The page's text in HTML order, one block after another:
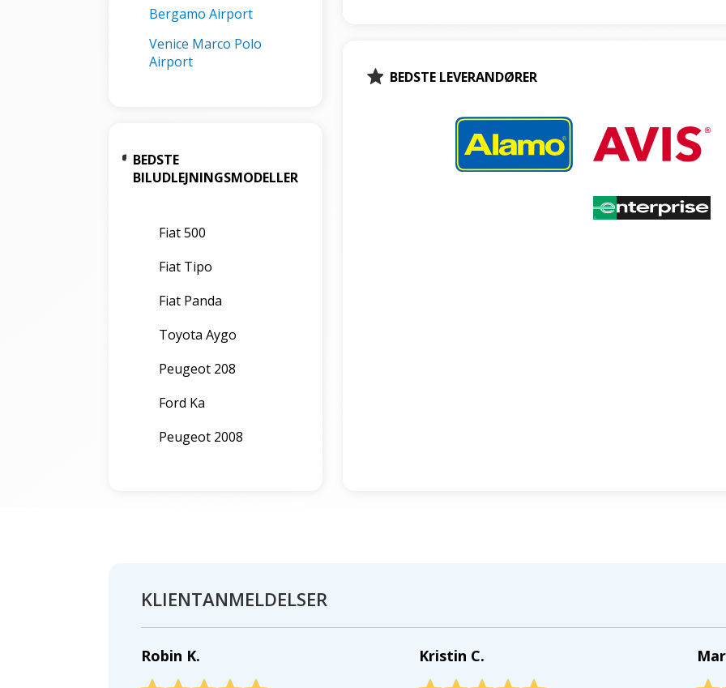
Bergamo Airport
Venice Marco Polo
Airport
BEDSTE
BILUDLEJNINGSMODELLER
Fiat 500
Fiat Tipo
Fiat Panda
Toyota Aygo
Peugeot 208
Ford Ka
Peugeot 2008
BEDSTE LEVERANDØRER
KLIENTANMELDELSER
Robin K. Kristin C.